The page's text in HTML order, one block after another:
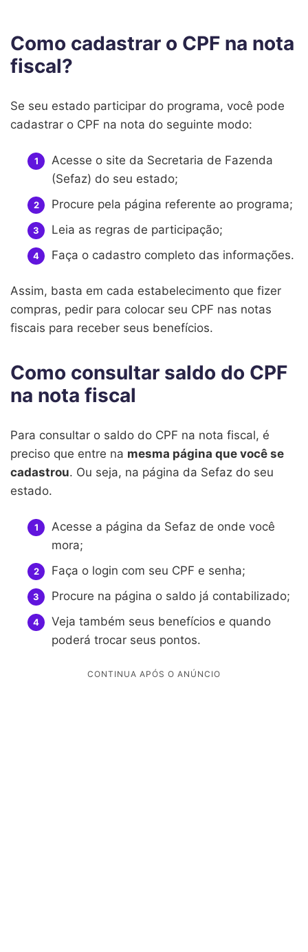
Como cadastrar o CPF na nota
fiscal?
Se seu estado participar do programa, você pode
cadastrar o CPF na nota do seguinte modo:
Acesse o site da Secretaria de Fazenda
(Sefaz) do seu estado;
Procure pela página referente ao programa;
Leia as regras de participação;
Faça o cadastro completo das informações.
Assim, basta em cada estabelecimento que fizer
compras, pedir para colocar seu CPF nas notas
fiscais para receber seus benefícios.
Como consultar saldo do CPF
na nota fiscal
Para consultar o saldo do CPF na nota fiscal, é
preciso que entre na mesma página que você se
cadastrou. Ou seja, na página da Sefaz do seu
estado.
Acesse a página da Sefaz de onde você
mora;
Faça o login com seu CPF e senha;
Procure na página o saldo já contabilizado;
Veja também seus benefícios e quando
poderá trocar seus pontos.